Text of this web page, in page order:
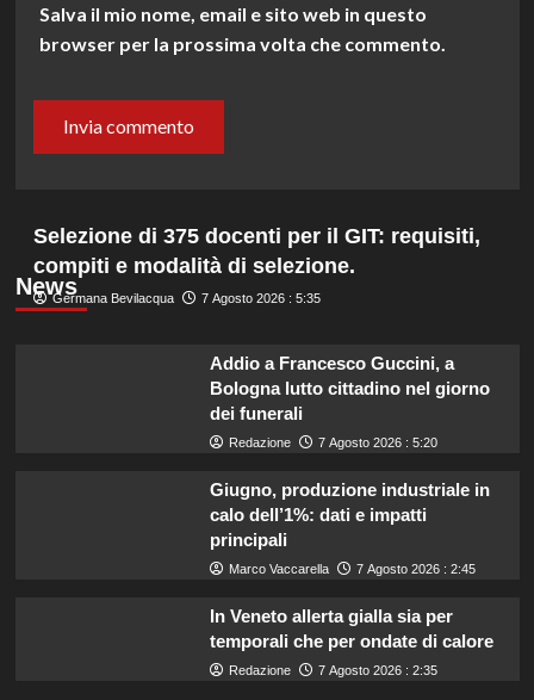
Salva il mio nome, email e sito web in questo
browser per la prossima volta che commento.
News
Selezione di 375 docenti per il GIT: requisiti,
compiti e modalità di selezione.
Germana Bevilacqua 7 Agosto 2026 : 5:35
Addio a Francesco Guccini, a
Bologna lutto cittadino nel giorno
dei funerali
Redazione 7 Agosto 2026 : 5:20
Giugno, produzione industriale in
calo dell’1%: dati e impatti
principali
Marco Vaccarella 7 Agosto 2026 : 2:45
In Veneto allerta gialla sia per
temporali che per ondate di calore
Redazione 7 Agosto 2026 : 2:35